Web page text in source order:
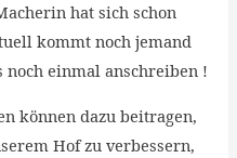
hat sich schon
kommt noch jemand
noch einmal anschreiben !
können dazu beitragen,
Hof zu verbessern,